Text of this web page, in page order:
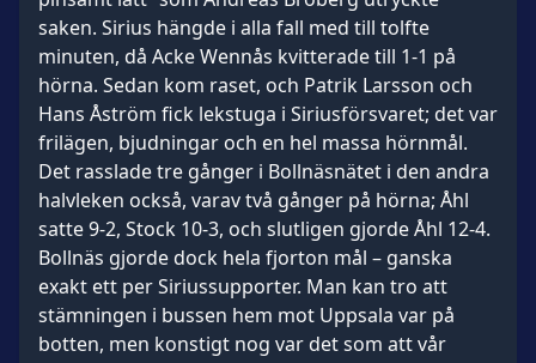
saken. Sirius hängde i alla fall med till tolfte
minuten, då Acke Wennås kvitterade till 1-1 på
hörna. Sedan kom raset, och Patrik Larsson och
Hans Åström fick lekstuga i Siriusförsvaret; det var
frilägen, bjudningar och en hel massa hörnmål.
Det rasslade tre gånger i Bollnäsnätet i den andra
halvleken också, varav två gånger på hörna; Åhl
satte 9-2, Stock 10-3, och slutligen gjorde Åhl 12-4.
Bollnäs gjorde dock hela fjorton mål – ganska
exakt ett per Siriussupporter. Man kan tro att
stämningen i bussen hem mot Uppsala var på
botten, men konstigt nog var det som att vår